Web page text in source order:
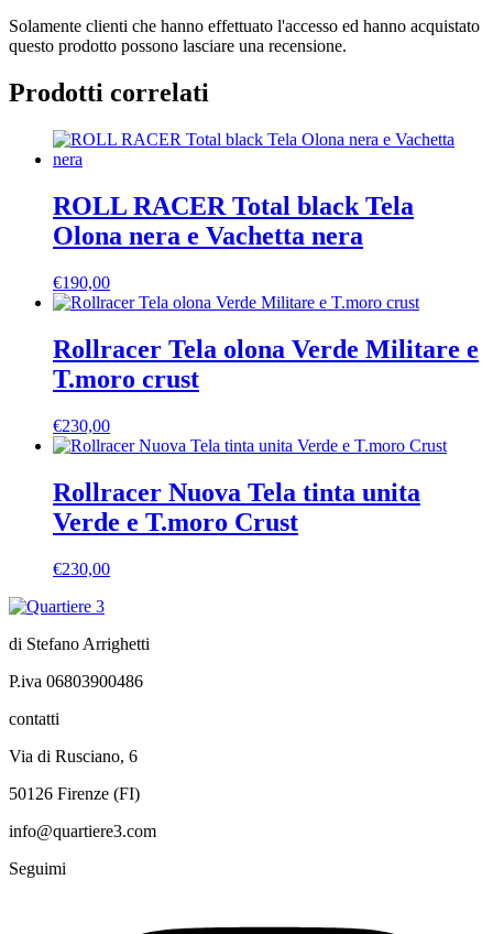
Solamente clienti che hanno effettuato l'accesso ed hanno acquistato
questo prodotto possono lasciare una recensione.
Prodotti correlati
ROLL RACER Total black Tela
Olona nera e Vachetta nera
€190,00
Rollracer Tela olona Verde Militare e
T.moro crust
€230,00
Rollracer Nuova Tela tinta unita
Verde e T.moro Crust
€230,00
di Stefano Arrighetti
P.iva 06803900486
contatti
Via di Rusciano, 6
50126 Firenze (FI)
info@quartiere3.com
Seguimi